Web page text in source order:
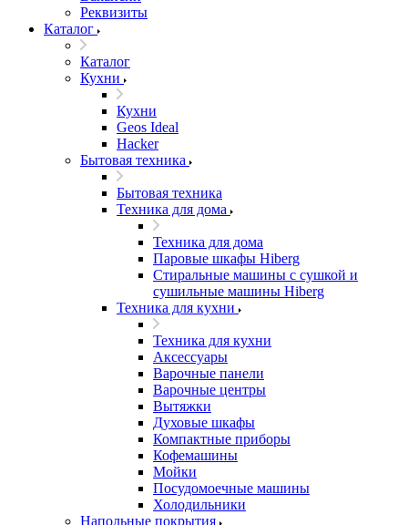
Реквизиты
Каталог
Каталог
Кухни
Кухни
Geos Ideal
Hacker
Бытовая техника
Бытовая техника
Техника для дома
Техника для дома
Паровые шкафы Hiberg
Стиральные машины с сушкой и
сушильные машины Hiberg
Техника для кухни
Техника для кухни
Аксессуары
Варочные панели
Варочные центры
Вытяжки
Духовые шкафы
Компактные приборы
Кофемашины
Мойки
Посудомоечные машины
Холодильники
Напольные покрытия